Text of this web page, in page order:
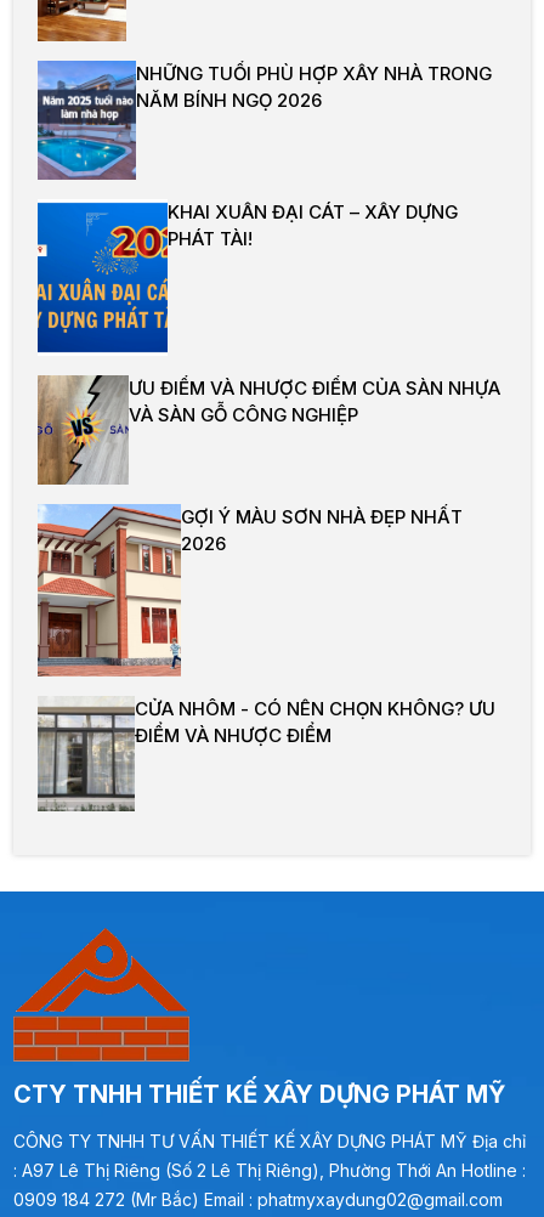
NHỮNG TUỔI PHÙ HỢP XÂY NHÀ TRONG
NĂM BÍNH NGỌ 2026
KHAI XUÂN ĐẠI CÁT – XÂY DỰNG
PHÁT TÀI!
ƯU ĐIỂM VÀ NHƯỢC ĐIỂM CỦA SÀN NHỰA
VÀ SÀN GỖ CÔNG NGHIỆP
GỢI Ý MÀU SƠN NHÀ ĐẸP NHẤT
2026
CỬA NHÔM - CÓ NÊN CHỌN KHÔNG? ƯU
ĐIỂM VÀ NHƯỢC ĐIỂM
CTY TNHH THIẾT KẾ XÂY DỰNG PHÁT MỸ
CÔNG TY TNHH TƯ VẤN THIẾT KẾ XÂY DỰNG PHÁT MỸ Địa chỉ
: A97 Lê Thị Riêng (Số 2 Lê Thị Riêng), Phường Thới An Hotline :
0909 184 272 (Mr Bắc) Email : phatmyxaydung02@gmail.com